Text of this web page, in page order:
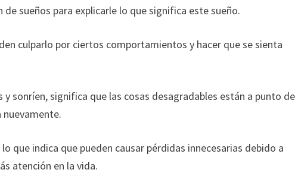
sueños para explicarle lo que significa este sueño.
culparlo por ciertos comportamientos y hacer que se sienta
y sonríen, significa que las cosas desagradables están a punto de
nuevamente.
que indica que pueden causar pérdidas innecesarias debido a
atención en la vida.